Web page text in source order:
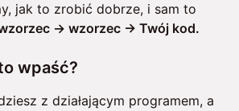
jak to zrobić dobrze, i sam to
→ wzorzec → Twój kod.
wpaść?
z działającym programem, a